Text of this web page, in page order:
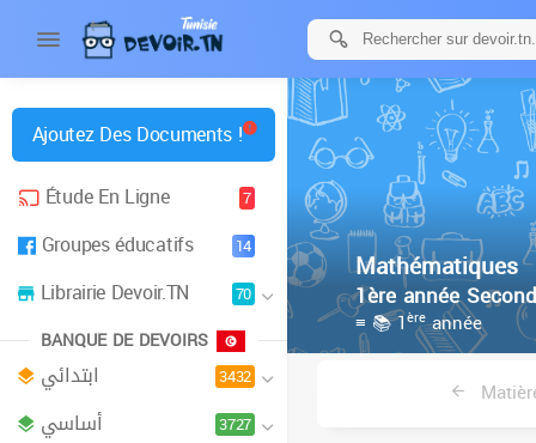
Ajoutez Des Documents !
Étude En Ligne
7
Groupes éducatifs 14
Librairie Devoir.TN 70
BANQUE DE DEVOIRS
ابتدائي 3432
أساسي 3727
Mathématiques
1ère année
≡ 📚 1èreannée